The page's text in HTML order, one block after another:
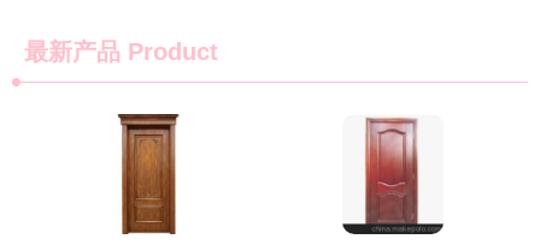
最新产品 Product